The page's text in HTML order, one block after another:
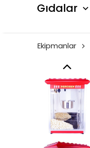
Gıdalar
Ekipmanlar